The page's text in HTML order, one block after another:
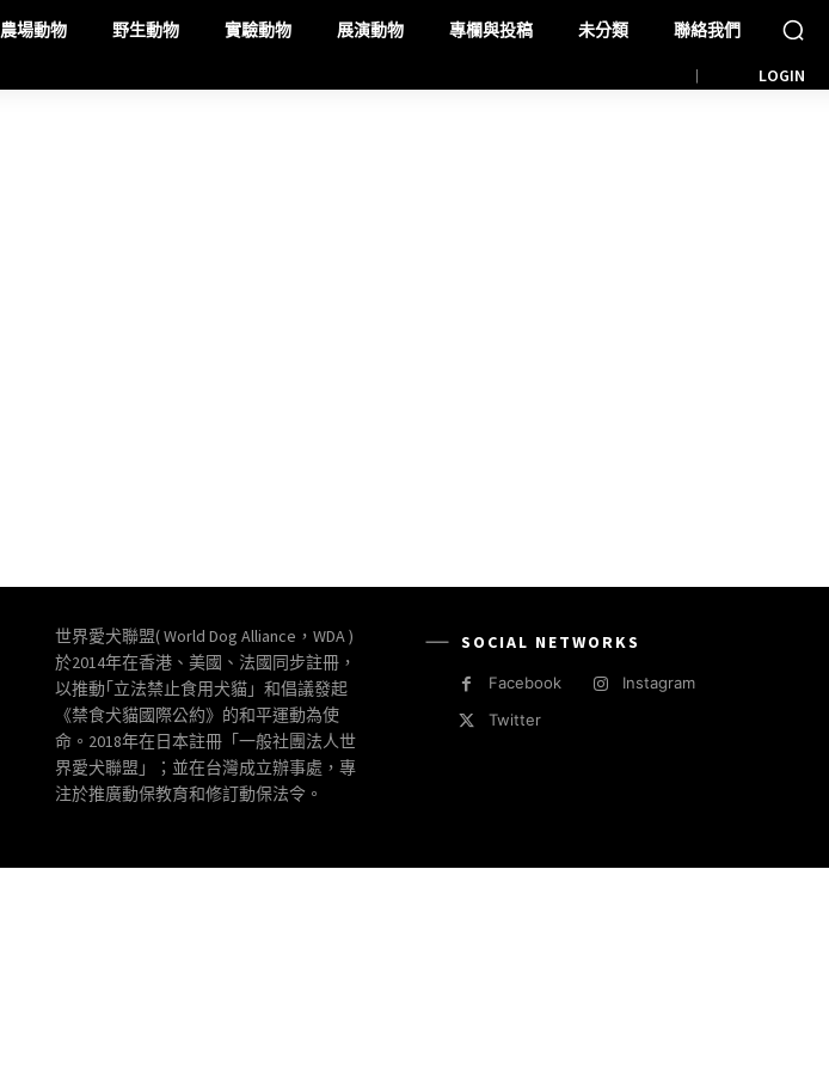
農場動物 野生動物 實驗動物 展演動物 專欄與投稿 未分類 聯絡我們
LOGIN
世界愛犬聯盟( World Dog Alliance，WDA )
於2014年在香港、美國、法國同步註冊，
以推動｢立法禁止食用犬貓」和倡議發起
《禁食犬貓國際公約》的和平運動為使
命。2018年在日本註冊「一般社團法人世
界愛犬聯盟」；並在台灣成立辦事處，專
注於推廣動保教育和修訂動保法令。
SOCIAL NETWORKS
Facebook
Instagram
Twitter